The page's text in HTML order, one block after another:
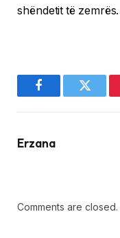
shëndetit të zemrës.
FacebookTwitter
Erzana
Comments are closed.